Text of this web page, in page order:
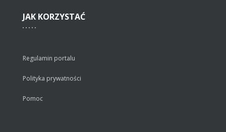
JAK KORZYSTAĆ
Regulamin portalu
Polityka prywatności
Pomoc